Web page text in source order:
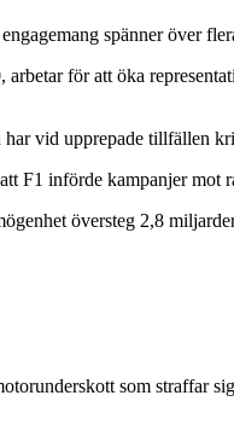
spänner över
för att öka
vid upprepade tillfällen
införde kampanjer mot
översteg 2,8
som straffar